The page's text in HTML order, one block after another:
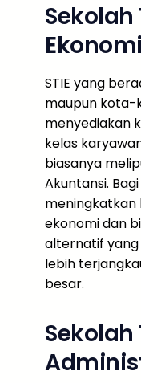
STIE yang
maupun
menyediakan
kelas
biasanya
Akuntansi.
meningkatkan
ekonomi dan
alternatif
lebih
besar.